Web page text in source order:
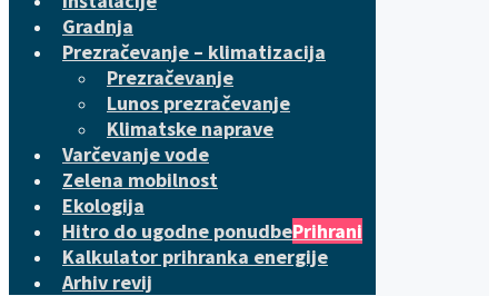
Gradnja
Prezračevanje – klimatizacija
Prezračevanje
Lunos prezračevanje
Klimatske naprave
Varčevanje vode
Zelena mobilnost
Ekologija
Hitro do ugodne ponudbePrihrani
Kalkulator prihranka energije
Arhiv revij